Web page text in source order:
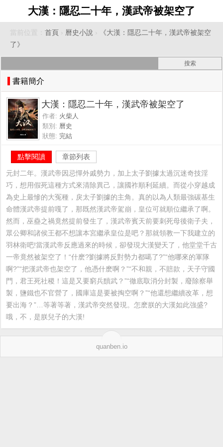
大漢：隱忍二十年，漢武帝被架空了
當前位置： 首頁 › 曆史小說 ›
《大漢：隱忍二十年，漢武帝被架空
了》
書籍簡介
大漢：隱忍二十年，漢武帝被架空了
作者: 火柴人
類別: 曆史
狀態: 完結
點擊閱讀 章節列表
元封二年。漢武帝因忌憚外戚勢力，加上太子劉據太過沉迷奇技淫
巧，想用假死這種方式來清除異己，讓國祚順利延續。而從小穿越成
為史上最慘的大冤種，戾太子劉據的主角。真的以為人類最強碳基生
命體漢武帝提前嘎了，那既然漢武帝駕崩，皇位可就順位繼承了啊。
然而，巫蠱之禍竟然提前發生了，漢武帝賓天前要刺死母後衛子夫，
眾公卿和諸侯王都不想讓本宮繼承皇位是吧？那就領教一下我建立的
羽林衛吧!當漢武帝反應過來的時候，卻發現大漢變天了，他堂堂千古
一帝竟然被架空了！“什麽?劉據將反對勢力都噶了?”“他哪來的軍隊
啊?”“把漢武帝也架空了，他憑什麽啊？”“不和親，不賠款，天子守國
門，君王死社稷！這是又要窮兵黷武？”“徹底取消分封製，廢除察舉
製，鹽鐵也不官營了，國庫這是要被掏空啊？”“他還想繼續改革，想
要出海？”…等著等著，漢武帝突然發現。怎麽朕的大漢如此強盛?
哦，不，是朕兒子的大漢!
quanben.io